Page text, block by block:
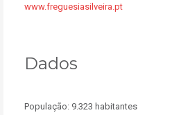
www.freguesiasilveira.pt
Dados
População: 9.323 habitantes